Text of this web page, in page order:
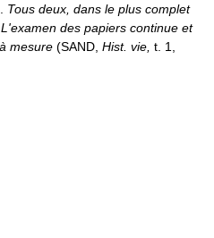
Tous deux, dans le plus complet
des papiers continue et
mesure (SAND, Hist. vie, t. 1,